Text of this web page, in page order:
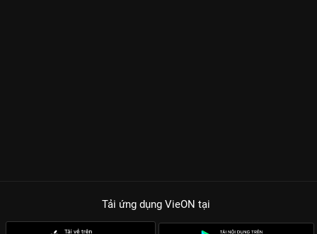
Tải ứng dụng VieON tại